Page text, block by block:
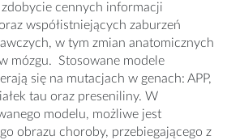
cennych informacji
współistniejących zaburzeń
w tym zmian anatomicznych
mózgu. Stosowane modele
się na mutacjach w genach: APP,
tau oraz preseniliny. W
modelu, możliwe jest
obrazu choroby, przebiegającego z